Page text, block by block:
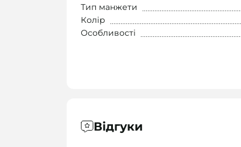
Тип манжети
Колір
Особливості
Відгуки